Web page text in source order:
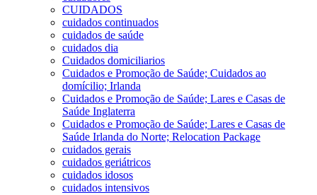
CUIDADOS
cuidados continuados
cuidados de saúde
cuidados dia
Cuidados domiciliarios
Cuidados e Promoção de Saúde; Cuidados ao
domícilio; Irlanda
Cuidados e Promoção de Saúde; Lares e Casas de
Saúde Inglaterra
Cuidados e Promoção de Saúde; Lares e Casas de
Saúde Irlanda do Norte; Relocation Package
cuidados gerais
cuidados geriátricos
cuidados idosos
cuidados intensivos